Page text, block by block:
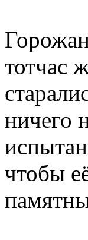
тотчас
ничего
чтобы